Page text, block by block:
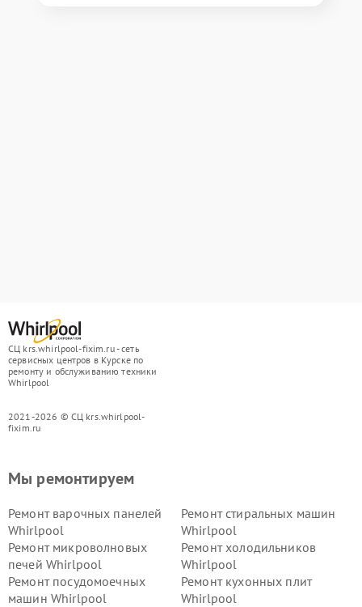
СЦ krs.whirlpool-fixim.ru - сеть
сервисных центров в Курске по
ремонту и обслуживанию техники
Whirlpool
2021-2026 © СЦ krs.whirlpool-
fixim.ru
Мы ремонтируем
Ремонт варочных панелей
Whirlpool
Ремонт стиральных машин
Whirlpool
Ремонт микроволновых
печей Whirlpool
Ремонт холодильников
Whirlpool
Ремонт посудомоечных
машин Whirlpool
Ремонт кухонных плит
Whirlpool